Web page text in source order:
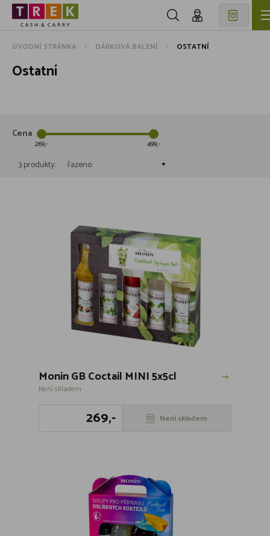
ÚVODNÍ STRÁNKA DÁRKOVÁ BALENÍ OSTATNÍ
Ostatní
Cena
269 499
3 produkty: řazeno:
Monin GB Coctail MINI 5x5cl
Není skladem
269,- Není skladem